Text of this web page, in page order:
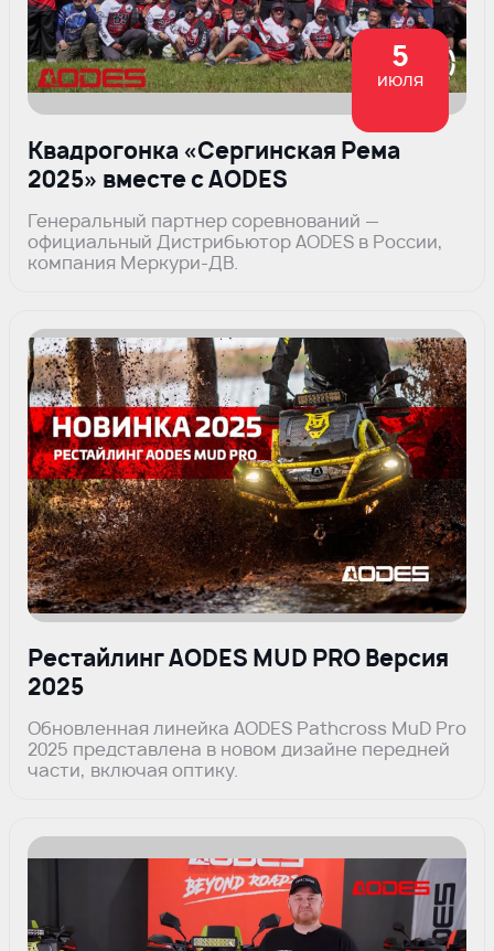
5
июля
Квадрогонка «Сергинская Рема
2025» вместе с AODES
Генеральный партнер соревнований —
официальный Дистрибьютор AODES в России,
компания Меркури-ДВ.
Рестайлинг AODES MUD PRO Версия
2025
Обновленная линейка AODES Pathcross MuD Pro
2025 представлена в новом дизайне передней
части, включая оптику.